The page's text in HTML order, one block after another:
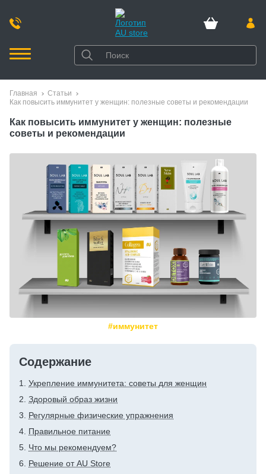
Главная
Статьи
Как повысить иммунитет у женщин: полезные советы и рекомендации
Как повысить иммунитет у женщин: полезные
советы и рекомендации
#иммунитет
Содержание
Укрепление иммунитета: советы для женщин
Здоровый образ жизни
Регулярные физические упражнения
Правильное питание
Что мы рекомендуем?
Решение от AU Store